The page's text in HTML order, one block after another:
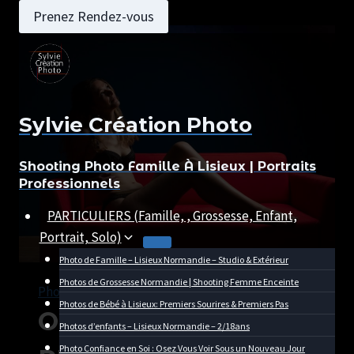
contenu
Prenez Rendez-vous
Sylvie Création Photo
Shooting Photo Famille À Lisieux | Portraits
Professionnels
PARTICULIERS (Famille, , Grossesse, Enfant,
Portrait, Solo)
Photo de Famille – Lisieux Normandie – Studio & Extérieur
Photos de Grossesse Normandie | Shooting Femme Enceinte
Photos de Bébé à Lisieux: Premiers Sourires & Premiers Pas
Photos d’enfants – Lisieux Normandie – 2/18ans
Photo Confiance en Soi : Osez Vous Voir Sous un Nouveau Jour
Photo Thérapeutique|Portrait
OSEZ LA SEANCE